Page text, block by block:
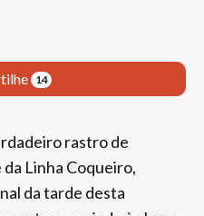
14
rastro de
Linha Coqueiro,
da tarde desta